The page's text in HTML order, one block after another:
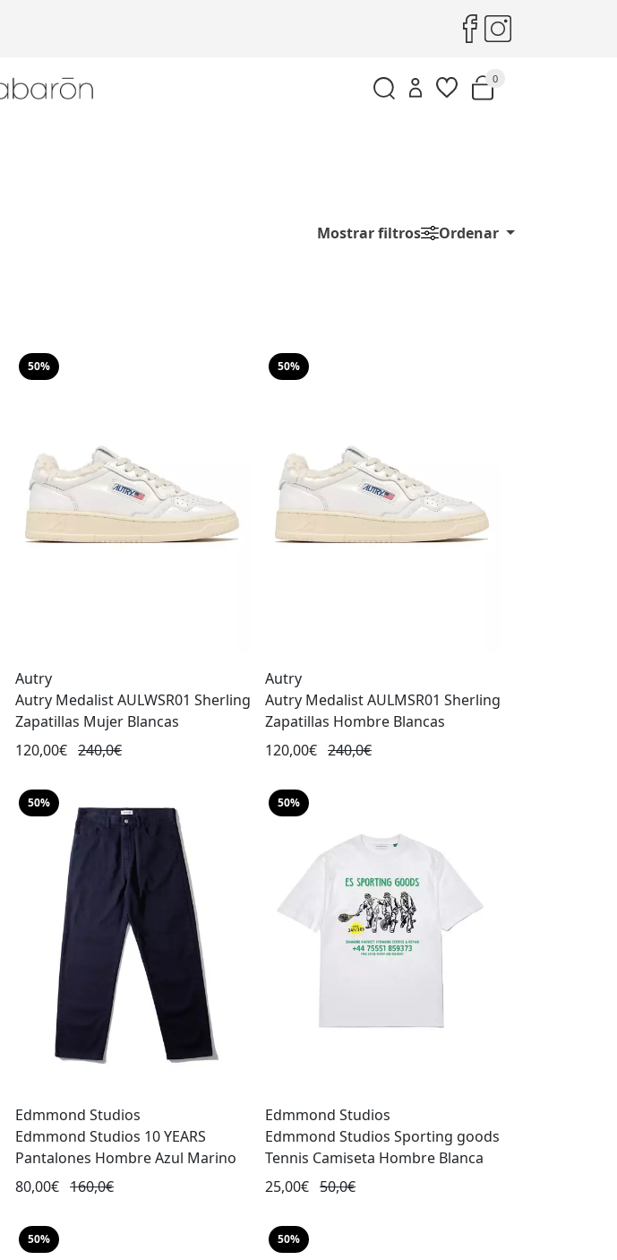
0
Mostrar filtros Ordenar
50%
Autry
Autry Medalist AULWSR01 Sherling
Zapatillas Mujer Blancas
120,00€ 240,0€
50%
Autry
Autry Medalist AULMSR01 Sherling
Zapatillas Hombre Blancas
120,00€ 240,0€
50%
Edmmond Studios
Edmmond Studios 10 YEARS
Pantalones Hombre Azul Marino
80,00€ 160,0€
50%
Edmmond Studios
Edmmond Studios Sporting goods
Tennis Camiseta Hombre Blanca
25,00€ 50,0€
50% 50%